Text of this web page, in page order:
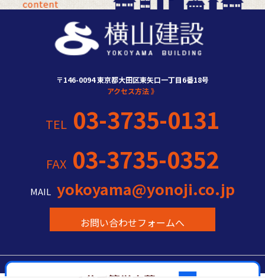
03-3735-0131
お問い合わせフォーム 》
〒146-0094 東京都大田区東矢口一丁目6番18号
アクセス方法 》
TEL 03-3735-0131
FAX 03-3735-0352
MAIL yokoyama@yonoji.co.jp
お問い合わせフォームへ
Copyright c YOKOYAMA CONSTRUCTION All Rights Reserved.